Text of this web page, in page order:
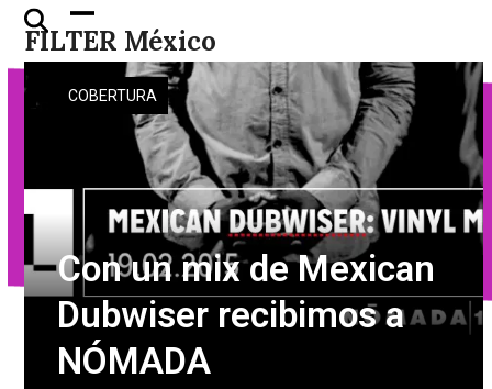
Skip
content
FILTER México
Open
mobile
menu
Close
mobile
menu
COBERTURA
Con un mix de Mexican
Dubwiser recibimos a
NÓMADA